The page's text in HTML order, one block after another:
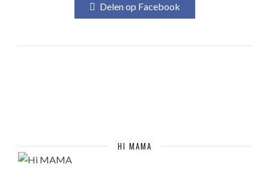
Delen op Facebook
HI MAMA